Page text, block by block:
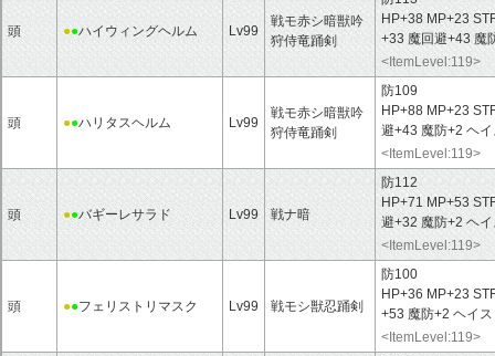
頭 ●●ハイウィングヘルム Lv99
戦モ赤シ暗獣吟
狩侍竜踊剣
HP+38 MP+23
+33 魔回避+43 魔
<ItemLevel:119>
頭 ●●ハリタスヘルム Lv99
戦モ赤シ暗獣吟
狩侍竜踊剣
防109
HP+88 MP+23
避+43 魔防+2 ヘ
<ItemLevel:119>
頭 ●●バギーレサラド Lv99 戦ナ暗
防112
HP+71 MP+53
避+32 魔防+2 ヘ
<ItemLevel:119>
頭 ●●フェリストリマスク Lv99 戦モシ獣忍踊剣
防100
HP+36 MP+23
+53 魔防+2 ヘイ
<ItemLevel:119>